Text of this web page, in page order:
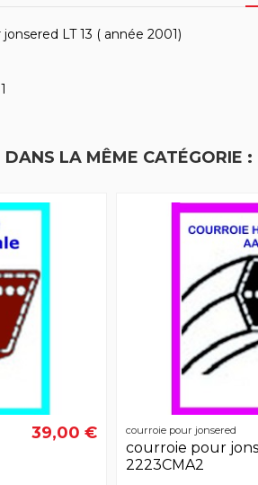
LT 13 ( année 2001)
LA MÊME CATÉGORIE :
39,00 € courroie pour jonsered
courroie pour
2223CMA2